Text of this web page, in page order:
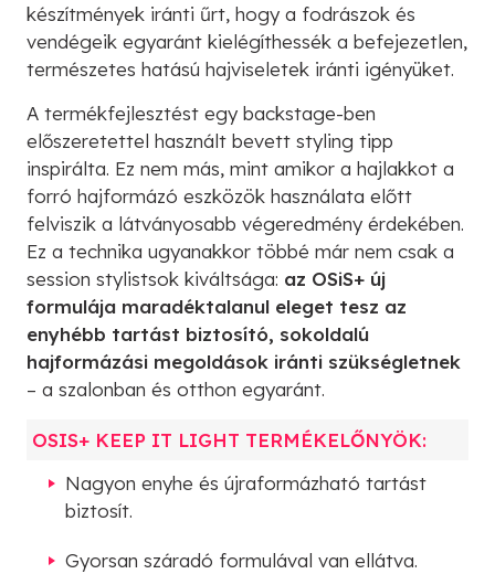
készítmények iránti űrt, hogy a fodrászok és
vendégeik egyaránt kielégíthessék a befejezetlen,
természetes hatású hajviseletek iránti igényüket.
A termékfejlesztést egy backstage-ben
előszeretettel használt bevett styling tipp
inspirálta. Ez nem más, mint amikor a hajlakkot a
forró hajformázó eszközök használata előtt
felviszik a látványosabb végeredmény érdekében.
Ez a technika ugyanakkor többé már nem csak a
session stylistsok kiváltsága: az OSiS+ új
formulája maradéktalanul eleget tesz az
enyhébb tartást biztosító, sokoldalú
hajformázási megoldások iránti szükségletnek
– a szalonban és otthon egyaránt.
OSIS+ KEEP IT LIGHT TERMÉKELŐNYÖK:
Nagyon enyhe és újraformázható tartást
biztosít.
Gyorsan száradó formulával van ellátva.